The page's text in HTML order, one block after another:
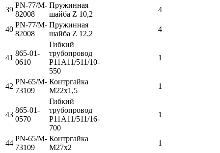
39
PN-77/M-
82008
Пружинная
шайба Z 10,2
4
40
PN-77/M-
82008
Пружинная
шайба Z 12,2
4
41
865-01-
0610
Гибкий
трубопровод
Р11А11/511/10-
550
1
42
PN-65/M-
73109
Контргайка
М22х1,5
1
43
865-01-
0570
Гибкий
трубопровод
Р11А11/511/16-
700
1
44
PN-65/M-
73109
Контргайка
М27х2
1